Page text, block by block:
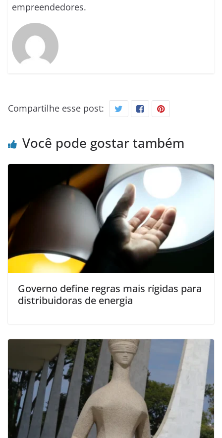
empreendedores.
Compartilhe esse post:
Você pode gostar também
Governo define regras mais rígidas para
distribuidoras de energia